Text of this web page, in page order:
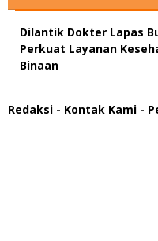
Dilantik Dokter Lapas
Perkuat Layanan
Binaan
Redaksi - Kontak Kami -